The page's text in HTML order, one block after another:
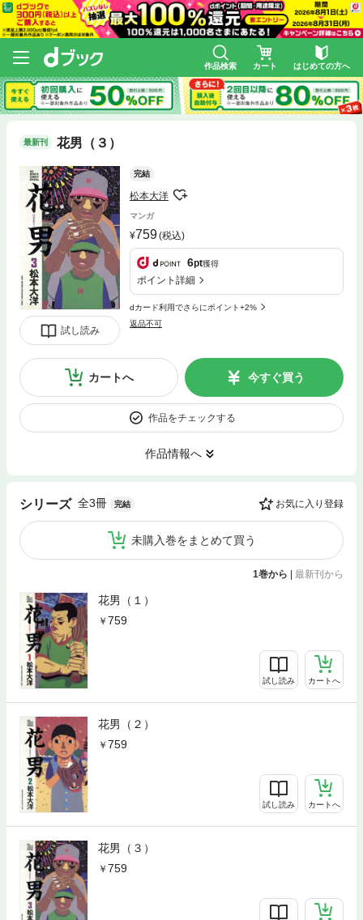
作品検索 カート はじめての方へ
最新刊 花男（３）
試し読み
完結
松本大洋
マンガ
759(税込)
6pt獲得
ポイント詳細
dカード利用でさらにポイント+2%
返品不可
カートへ 今すぐ買う
作品をチェックする
作品情報へ
シリーズ 全3冊 完結 お気に入り登録
未購入巻をまとめて買う
1巻から | 最新刊から
花男（１）
759
試し読み カートへ
花男（２）
759
試し読み カートへ
花男（３）
759